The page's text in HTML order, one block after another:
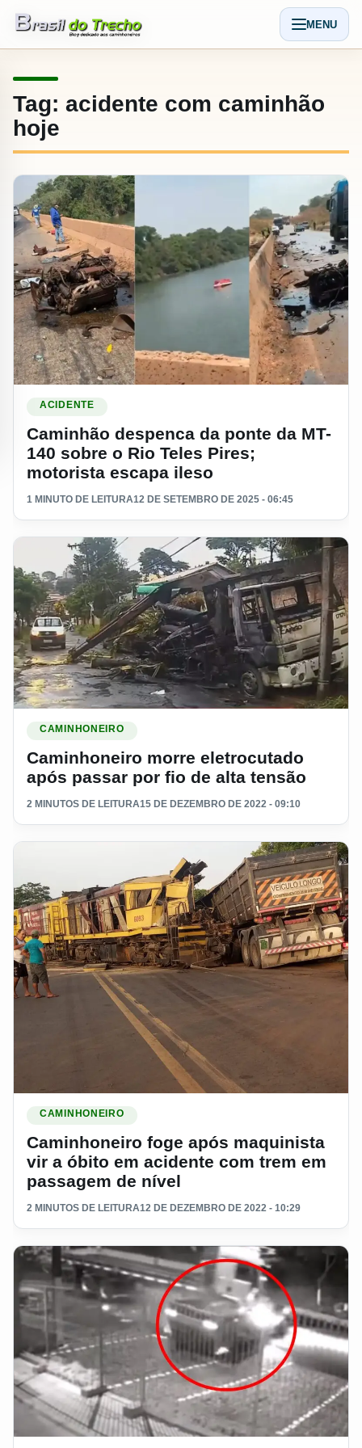
Abrir
MENU
Tag: acidente com caminhão
hoje
ACIDENTE
Caminhão despenca da ponte da MT-
140 sobre o Rio Teles Pires;
motorista escapa ileso
1 MINUTO DE LEITURA12 DE SETEMBRO DE 2025 - 06:45
CAMINHONEIRO
Caminhoneiro morre eletrocutado
após passar por fio de alta tensão
2 MINUTOS DE LEITURA15 DE DEZEMBRO DE 2022 - 09:10
CAMINHONEIRO
Caminhoneiro foge após maquinista
vir a óbito em acidente com trem em
passagem de nível
2 MINUTOS DE LEITURA12 DE DEZEMBRO DE 2022 - 10:29